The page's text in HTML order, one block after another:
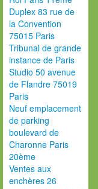
Duplex 83 rue de
la Convention
75015 Paris
Tribunal de grande
instance de Paris
Studio 50 avenue
de Flandre 75019
Paris
Neuf emplacement
de parking
boulevard de
Charonne Paris
20ème
Ventes aux
enchères 26